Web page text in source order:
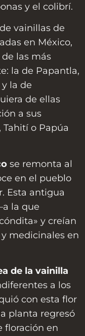
y el colibrí.
vainillas de
en México,
las más
la de Papantla,
la de
de ellas
a sus
o Papúa
se remonta al
en el pueblo
Esta antigua
la que
y creían
medicinales en
de la vainilla
a los
con esta flor
planta regresó
floración en